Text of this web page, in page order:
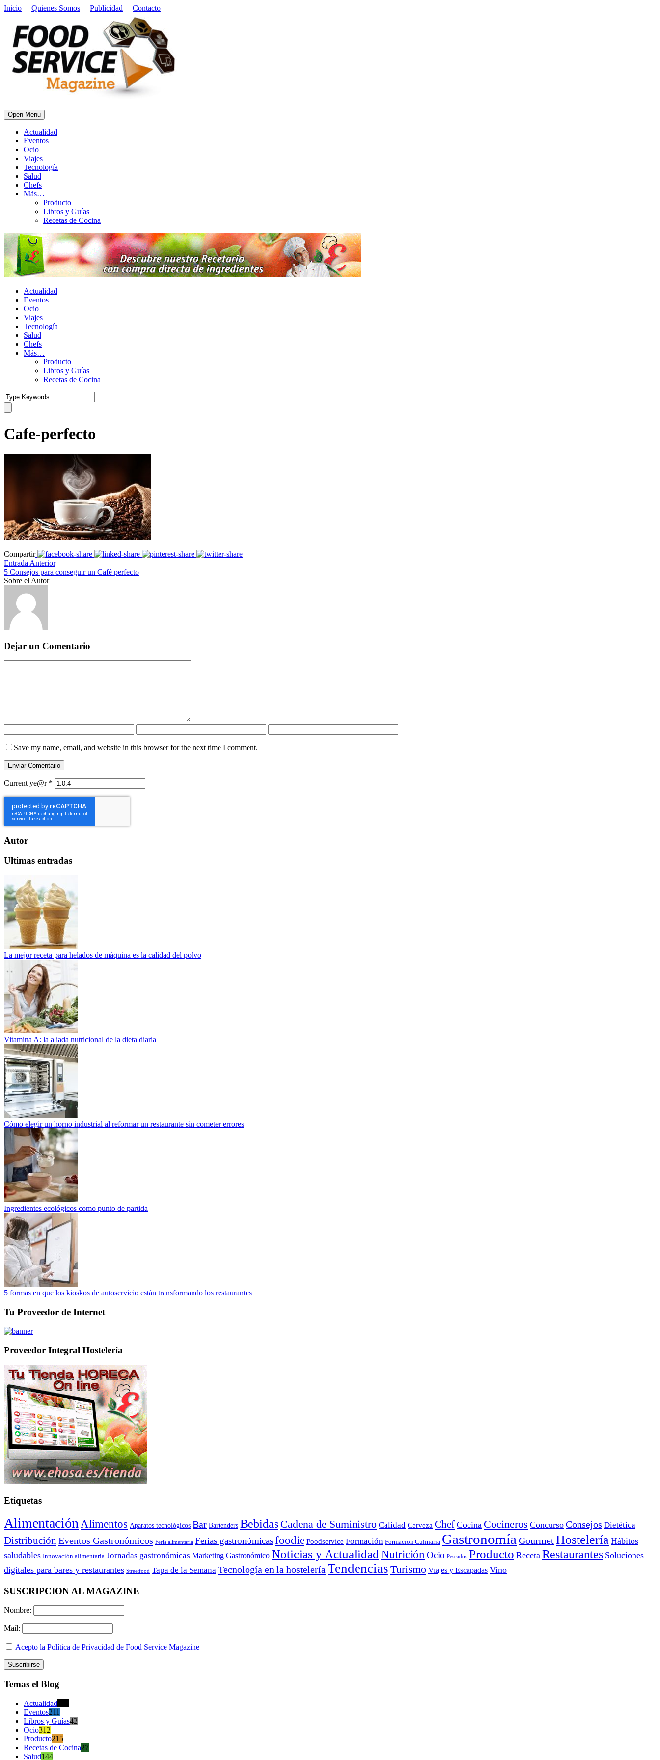
Inicio Quienes Somos Publicidad Contacto
Open Menu
Actualidad
Eventos
Ocio
Viajes
Tecnología
Salud
Chefs
Más…
Producto
Libros y Guías
Recetas de Cocina
Actualidad
Eventos
Ocio
Viajes
Tecnología
Salud
Chefs
Más…
Producto
Libros y Guías
Recetas de Cocina
Cafe-perfecto
Compartir
Entrada Anterior
5 Consejos para conseguir un Café perfecto
Sobre el Autor
Dejar un Comentario
Save my name, email, and website in this browser for the next time I comment.
Current ye@r *
Autor
Ultimas entradas
La mejor receta para helados de máquina es la calidad del polvo
Vitamina A: la aliada nutricional de la dieta diaria
Cómo elegir un horno industrial al reformar un restaurante sin cometer errores
Ingredientes ecológicos como punto de partida
5 formas en que los kioskos de autoservicio están transformando los restaurantes
Tu Proveedor de Internet
Proveedor Integral Hostelería
Etiquetas
Alimentación Alimentos Aparatos tecnológicos Bar Bartenders Bebidas Cadena de Suministro Calidad Cerveza Chef Cocina Cocineros Concurso Consejos Dietética
Distribución Eventos Gastronómicos Feria alimentaria Ferias gastronómicasfoodie Foodservice Formación Formación Culinaria Gastronomía GourmetHostelería Hábitos
saludables Innovación alimentaria Jornadas gastronómicas Marketing Gastronómico Noticias y Actualidad Nutrición Ocio Pescados Producto Receta Restaurantes Soluciones
digitales para bares y restaurantes Streetfood Tapa de la Semana Tecnología en la hostelería Tendencias Turismo Viajes y Escapadas Vino
SUSCRIPCION AL MAGAZINE
Nombre:
Mail:
Acepto la Política de Privacidad de Food Service Magazine
Temas el Blog
Actualidad
Eventos211
Libros y Guías42
Ocio312
Producto215
Recetas de Cocina27
Salud144